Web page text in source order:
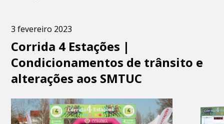
3 fevereiro 2023
Corrida 4 Estações |
Condicionamentos de trânsito e
alterações aos SMTUC